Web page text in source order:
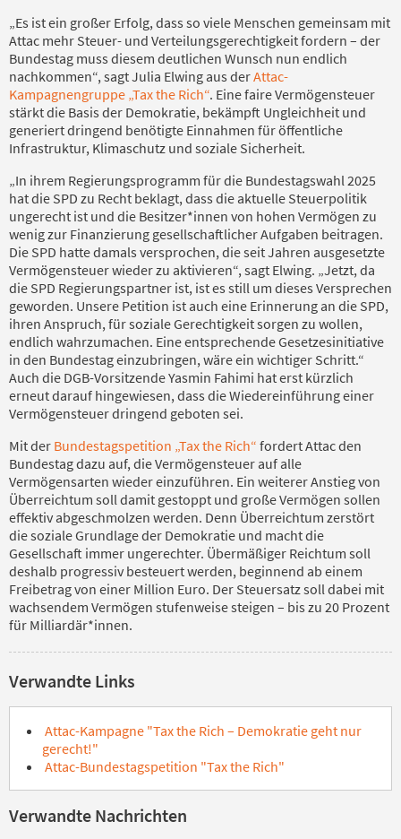
„Es ist ein großer Erfolg, dass so viele Menschen gemeinsam mit
Attac mehr Steuer- und Verteilungsgerechtigkeit fordern – der
Bundestag muss diesem deutlichen Wunsch nun endlich
nachkommen“, sagt Julia Elwing aus derAttac-
Kampagnengruppe „Tax the Rich“. Eine faire Vermögensteuer
stärkt die Basis der Demokratie, bekämpft Ungleichheit und
generiert dringend benötigte Einnahmen für öffentliche
Infrastruktur, Klimaschutz und soziale Sicherheit.
„In ihrem Regierungsprogramm für die Bundestagswahl 2025
hat die SPD zu Recht beklagt, dass die aktuelle Steuerpolitik
ungerecht ist und die Besitzer*innen von hohen Vermögen zu
wenig zur Finanzierung gesellschaftlicher Aufgaben beitragen.
Die SPD hatte damals versprochen, die seit Jahren ausgesetzte
Vermögensteuer wieder zu aktivieren“, sagt Elwing. „Jetzt, da
die SPD Regierungspartner ist, ist es still um dieses Versprechen
geworden. Unsere Petition ist auch eine Erinnerung an die SPD,
ihren Anspruch, für soziale Gerechtigkeit sorgen zu wollen,
endlich wahrzumachen. Eine entsprechende Gesetzesinitiative
in den Bundestag einzubringen, wäre ein wichtiger Schritt.“
Auch die DGB-Vorsitzende Yasmin Fahimi hat erst kürzlich
erneut darauf hingewiesen, dass die Wiedereinführung einer
Vermögensteuer dringend geboten sei.
Mit der Bundestagspetition „Tax the Rich“ fordert Attac den
Bundestag dazu auf, die Vermögensteuer auf alle
Vermögensarten wieder einzuführen. Ein weiterer Anstieg von
Überreichtum soll damit gestoppt und große Vermögen sollen
effektiv abgeschmolzen werden. Denn Überreichtum zerstört
die soziale Grundlage der Demokratie und macht die
Gesellschaft immer ungerechter. Übermäßiger Reichtum soll
deshalb progressiv besteuert werden, beginnend ab einem
Freibetrag von einer Million Euro. Der Steuersatz soll dabei mit
wachsendem Vermögen stufenweise steigen – bis zu 20 Prozent
für Milliardär*innen.
Verwandte Links
Attac-Kampagne "Tax the Rich – Demokratie geht nur
gerecht!"
Attac-Bundestagspetition "Tax the Rich"
Verwandte Nachrichten